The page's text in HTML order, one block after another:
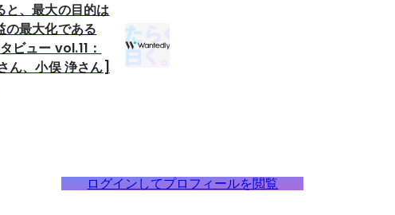
と、最大の目的は
の最大化である
ビュー vol.11：
ん、⼩俣 浄さん]
ログインしてプロフィールを閲覧